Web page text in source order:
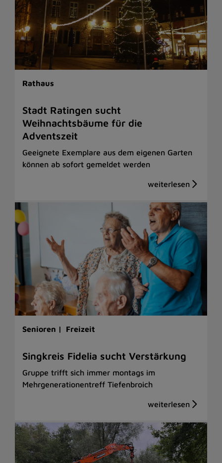
Rathaus
Stadt Ratingen sucht
Weihnachtsbäume für die
Adventszeit
Geeignete Exemplare aus dem eigenen Garten
können ab sofort gemeldet werden
Senioren | Freizeit
Singkreis Fidelia sucht Verstärkung
Gruppe trifft sich immer montags im
Mehrgenerationentreff Tiefenbroich